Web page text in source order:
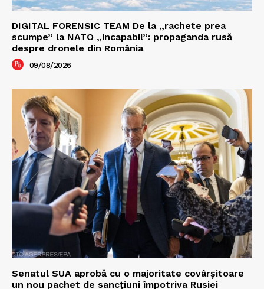
DIGITAL FORENSIC TEAM De la „rachete prea
scumpe” la NATO „incapabil”: propaganda rusă
despre dronele din România
09/08/2026
Senatul SUA aprobă cu o majoritate covârșitoare
un nou pachet de sancțiuni împotriva Rusiei